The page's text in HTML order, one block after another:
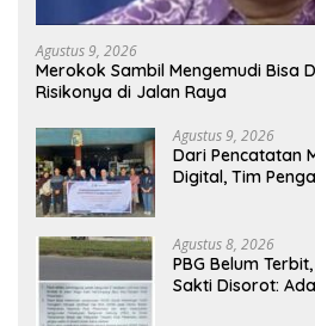
Agustus 9, 2026
Merokok Sambil Mengemudi Bisa
Risikonya di Jalan Raya
Agustus 9, 2026
Dari Pencatatan
Digital, Tim
Agustus 8, 2026
PBG Belum
Sakti Disorot: